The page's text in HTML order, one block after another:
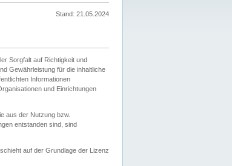
Stand: 21.05.2024
Sorgfalt auf Richtigkeit und
Gewährleistung für die inhaltliche
Informationen
und Einrichtungen
aus der Nutzung bzw.
entstanden sind, sind
auf der Grundlage der Lizenz